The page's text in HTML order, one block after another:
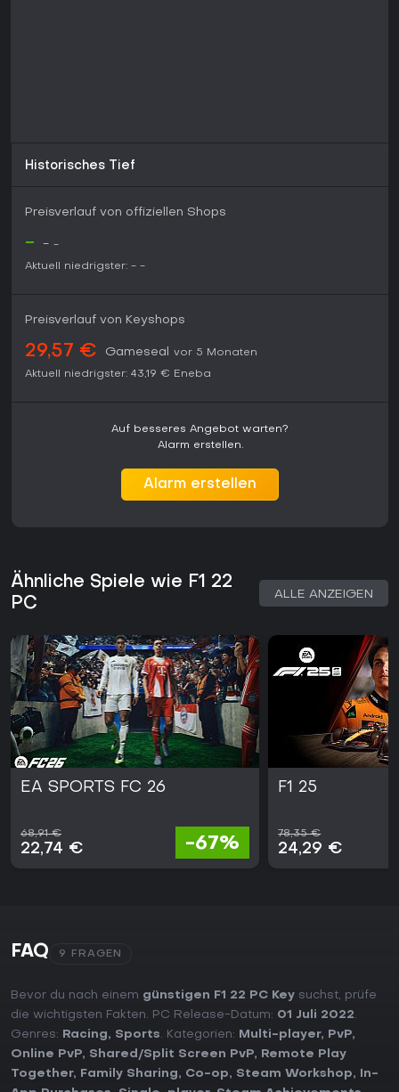
Historisches Tief
Preisverlauf von offiziellen Shops
- - -
Aktuell niedrigster: - -
Preisverlauf von Keyshops
29,57 € Gameseal
vor 5 Monaten
Aktuell niedrigster: 43,19 € Eneba
Auf besseres Angebot warten?
Alarm erstellen.
Alarm erstellen
Ähnliche Spiele wie F1 22
PC
ALLE ANZEIGEN
EA SPORTS FC 26
68,91 €
22,74 € -67%
F1 25
78,35 €
24,29 €
FAQ 9 FRAGEN
Bevor du nach einem günstigen F1 22 PC Key suchst, prüfe
die wichtigsten Fakten. PC Release-Datum: 01 Juli 2022.
Genres:
Racing, Sports. Kategorien: Multi-player, PvP,
Online PvP, Shared/Split Screen PvP,
Remote Play
Together, Family Sharing, Co-op, Steam Workshop,
In-